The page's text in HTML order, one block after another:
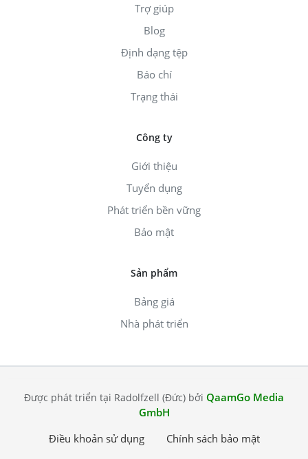
Trợ giúp
Blog
Định dạng tệp
Báo chí
Trạng thái
Công ty
Giới thiệu
Tuyển dụng
Phát triển bền vững
Bảo mật
Sản phẩm
Bảng giá
Nhà phát triển
Được phát triển tại Radolfzell (Đức) bởi QaamGo Media
GmbH
Điều khoản sử dụng
Chính sách bảo mật